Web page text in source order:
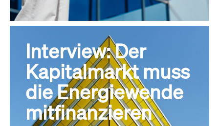
Interview: Der
Kapitalmarkt muss
die Energiewende
mitfinanzieren